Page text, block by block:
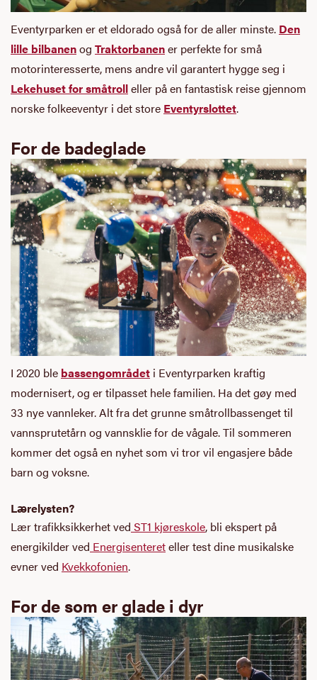
Eventyrparken er et eldorado også for de aller minste. Den
lille bilbanenog Traktorbanener perfekte for små
motorinteresserte, mens andre vil garantert hygge seg i
Lekehuset for småtrolleller på en fantastisk reise gjennom
norske folkeeventyr i det store Eventyrslottet.
For de badeglade
I 2020 ble bassengområdet i Eventyrparken kraftig
modernisert, og er tilpasset hele familien. Ha det gøy med
33 nye vannleker. Alt fra det grunne småtrollbassenget til
vannsprutetårn og vannsklie for de vågale. Til sommeren
kommer det også en nyhet som vi tror vil engasjere både
barn og voksne.
Lærelysten?
Lær trafikksikkerhet ved ST1 kjøreskole, bli ekspert på
energikilder ved Energisentereteller test dine musikalske
evner ved Kvekkofonien.
For de som er glade i dyr